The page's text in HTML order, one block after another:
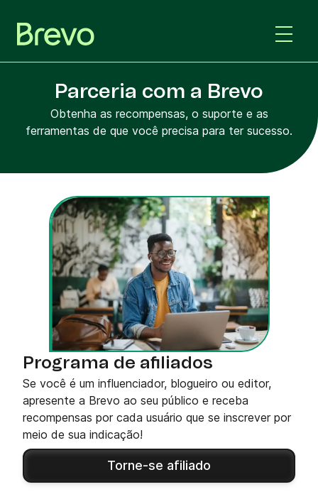
Parceria com a Brevo
Obtenha as recompensas, o suporte e as
ferramentas de que você precisa para ter sucesso.
Programa de afiliados
Se você é um influenciador, blogueiro ou editor,
apresente a Brevo ao seu público e receba
recompensas por cada usuário que se inscrever por
meio de sua indicação!
Torne-se afiliado